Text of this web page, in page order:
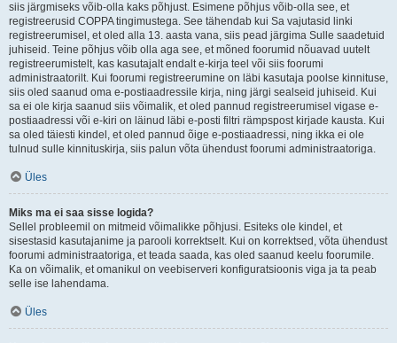
siis järgmiseks võib-olla kaks põhjust. Esimene põhjus võib-olla see, et
registreerusid COPPA tingimustega. See tähendab kui Sa vajutasid linki
registreerumisel, et oled alla 13. aasta vana, siis pead järgima Sulle saadetuid
juhiseid. Teine põhjus võib olla aga see, et mõned foorumid nõuavad uutelt
registreerumistelt, kas kasutajalt endalt e-kirja teel või siis foorumi
administraatorilt. Kui foorumi registreerumine on läbi kasutaja poolse kinnituse,
siis oled saanud oma e-postiaadressile kirja, ning järgi sealseid juhiseid. Kui
sa ei ole kirja saanud siis võimalik, et oled pannud registreerumisel vigase e-
postiaadressi või e-kiri on läinud läbi e-posti filtri rämpspost kirjade kausta. Kui
sa oled täiesti kindel, et oled pannud õige e-postiaadressi, ning ikka ei ole
tulnud sulle kinnituskirja, siis palun võta ühendust foorumi administraatoriga.
Üles
Miks ma ei saa sisse logida?
Sellel probleemil on mitmeid võimalikke põhjusi. Esiteks ole kindel, et
sisestasid kasutajanime ja parooli korrektselt. Kui on korrektsed, võta ühendust
foorumi administraatoriga, et teada saada, kas oled saanud keelu foorumile.
Ka on võimalik, et omanikul on veebiserveri konfiguratsioonis viga ja ta peab
selle ise lahendama.
Üles